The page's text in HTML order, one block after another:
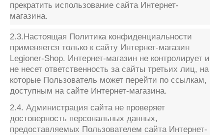
прекратить использование сайта Интернет-
магазина.
2.3.Настоящая Политика конфиденциальности
применяется только к сайту Интернет-магазин
Legioner-Shop. Интернет-магазин не контролирует и
не несет ответственность за сайты третьих лиц, на
которые Пользователь может перейти по ссылкам,
доступным на сайте Интернет-магазина.
2.4. Администрация сайта не проверяет
достоверность персональных данных,
предоставляемых Пользователем сайта Интернет-